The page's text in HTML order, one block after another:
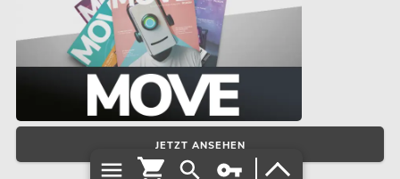
JETZT ANSEHEN